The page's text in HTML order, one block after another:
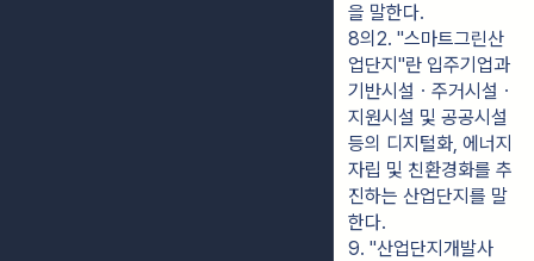
을 말한다.
8의2. "스마트그린산
업단지"란 입주기업과
기반시설ㆍ주거시설ㆍ
지원시설 및 공공시설
등의 디지털화, 에너지
자립 및 친환경화를 추
진하는 산업단지를 말
한다.
9. "산업단지개발사